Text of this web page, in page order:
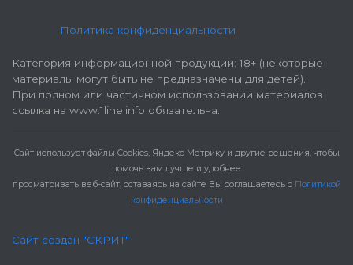
Политика конфиденциальности
Категория информационной продукции: 18+ (некоторые
материалы могут быть не предназначены для детей).
При полном или частичном использовании материалов
ссылка на www.1line.info обязательна.
Cайт использует файлы Cookies, Яндекс Метрику и другие решения, чтобы
помочь вам лучше и удобнее
просматривать веб-сайт, оставаясь на сайте Вы соглашаетесь с Политикой
конфиденциальности
Сайт создан "СКРИТ"